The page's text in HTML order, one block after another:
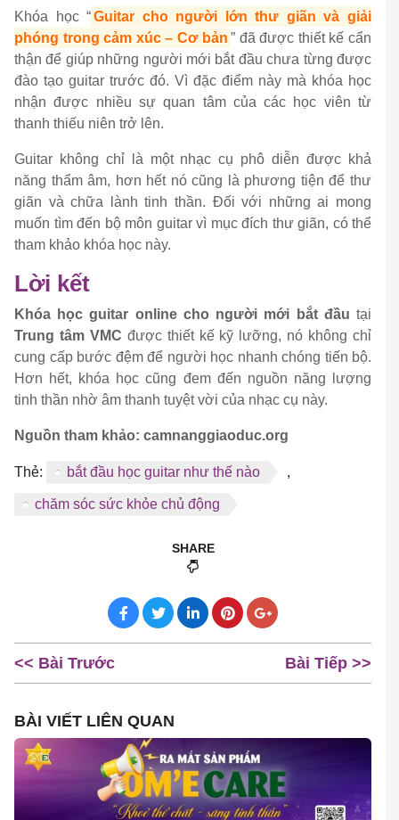
Khóa học “Guitar cho người lớn thư giãn và giải
phóng trong cảm xúc – Cơ bản ” đã được thiết kế cẩn
thận để giúp những người mới bắt đầu chưa từng được
đào tạo guitar trước đó. Vì đặc điểm này mà khóa học
nhận được nhiều sự quan tâm của các học viên từ
thanh thiếu niên trở lên.
Guitar không chỉ là một nhạc cụ phô diễn được khả
năng thẩm âm, hơn hết nó cũng là phương tiện để thư
giãn và chữa lành tinh thần. Đối với những ai mong
muốn tìm đến bộ môn guitar vì mục đích thư giãn, có thể
tham khảo khóa học này.
Lời kết
Khóa học guitar online cho người mới bắt đầu tại
Trung tâm VMC được thiết kế kỹ lưỡng, nó không chỉ
cung cấp bước đệm để người học nhanh chóng tiến bộ.
Hơn hết, khóa học cũng đem đến nguồn năng lượng
tinh thần nhờ âm thanh tuyệt vời của nhạc cụ này.
Nguồn tham khảo: camnanggiaoduc.org
Thẻ: bắt đầu học guitar như thế nào ,
chăm sóc sức khỏe chủ động
SHARE
<< Bài Trước Bài Tiếp >>
BÀI VIẾT LIÊN QUAN